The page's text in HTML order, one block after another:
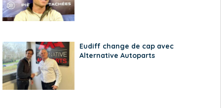
Eudiff change de cap avec
Alternative Autoparts